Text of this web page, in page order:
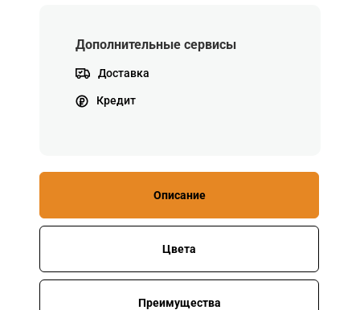
Дополнительные сервисы
Доставка
Кредит
Описание
Цвета
Преимущества